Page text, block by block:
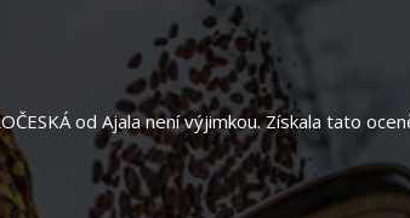
od Ajala není výjimkou. Získala tato